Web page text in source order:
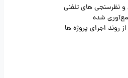
و نظرسنجی‌ های تلفنی
شده
روند اجرای پروژه‌ ها